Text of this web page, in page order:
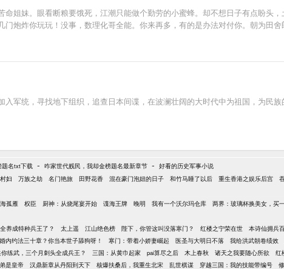
姐妹。眼看断粮要饿死，江潮只能做个勤劳的小蜜蜂。却不想日子有点盼头
炮炸你玩玩！没事，数理化哥全能。你来再多，有的是办法对付你。朝为田
军统，寻找地下组织，追查日本间谍，在波澜壮阔的大时代中为祖国，为民
题名txt下载 - 咋家世代贱民，我却金榜题名最新章节 - 好看的历史军事小说
妇 万族之劫 名门艳旅 田野花香 混在豪门泡妞的日子 和竹马睡了以后 重生香港之娱乐后宫
孤雁 权臣 厨神：从烧尾宴开始 谍海王牌 晚明 我有一个沃尔玛仓库 两界：玻璃杯换美女，买
养成特种兵王了？ 太上遥 江山绝色榜 陛下，你管这叫没落寒门？ 红楼之宁荣在世 本诗仙拥兵
婚内约法三十章？你当本世子舔狗呀！ 寒门：带着小娇妻崛起 医圣与大明日不落 我给洪武朝卷绩效
练武，三个月刺头全成兵王？ 三国：从黄巾起家 pai算尽之后 木上春秋 诸天之我要随心所欲 红
是皇帝 汉鼎新章从丹阳到天下 核爆扶桑后，我重生北宋 乱世棋谋 穿越三国：我的技能带编号